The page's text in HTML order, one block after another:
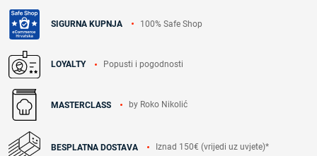
SIGURNA KUPNJA 100% Safe Shop
LOYALTY Popusti i pogodnosti
MASTERCLASS by Roko Nikolić
BESPLATNA DOSTAVA Iznad 150€ (vrijedi uz uvjete)*